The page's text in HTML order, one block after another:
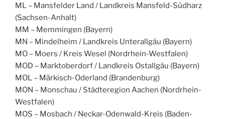
ML – Mansfelder Land / Landkreis Mansfeld-Südharz
(Sachsen-Anhalt)
MM – Memmingen (Bayern)
MN – Mindelheim / Landkreis Unterallgäu (Bayern)
MO – Moers / Kreis Wesel (Nordrhein-Westfalen)
MOD – Marktoberdorf / Landkreis Ostallgäu (Bayern)
MOL – Märkisch-Oderland (Brandenburg)
MON – Monschau / Städteregion Aachen (Nordrhein-
Westfalen)
MOS – Mosbach / Neckar-Odenwald-Kreis (Baden-